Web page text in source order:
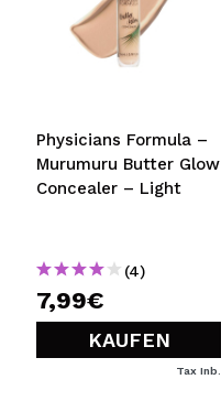
Physicians Formula –
Murumuru Butter Glow
Concealer – Light
(4)
7,99€
KAUFEN
Tax Inb.